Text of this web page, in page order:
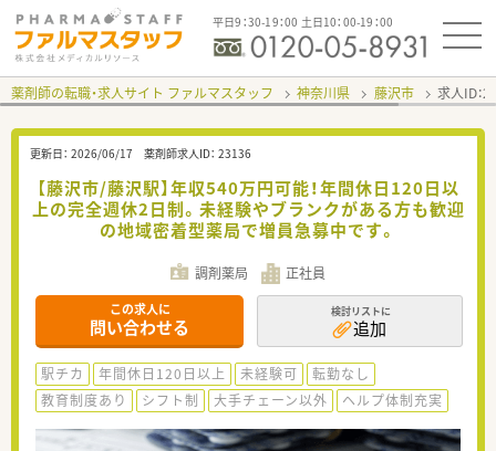
平日9：30-19：00 土日10：00-19：00
薬剤師の転職・求人サイト ファルマスタッフ 神奈川県 藤沢市 求人ID：
更新日： 2026/06/17 薬剤師求人ID： 23136
【藤沢市/藤沢駅】年収540万円可能！年間休日120日以
上の完全週休2日制。未経験やブランクがある方も歓迎
の地域密着型薬局で増員急募中です。
調剤薬局 正社員
この求人に
問い合わせる
検討リストに
追加
駅チカ 年間休日120日以上 未経験可
転勤なし
教育制度あり
シフト制 大手チェーン以外 ヘルプ体制充実